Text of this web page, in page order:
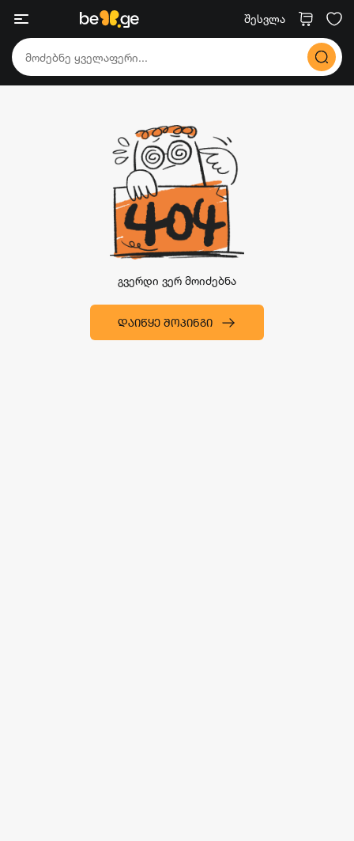
შესვლა
გვერდი ვერ მოიძებნა
ᲓᲐᲘᲬᲧᲔ ᲨᲝᲞᲘᲜᲒᲘ